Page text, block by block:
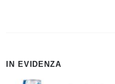
IN EVIDENZA